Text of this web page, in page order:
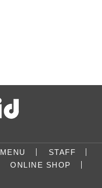
MENU
STAFF
ONLINE SHOP